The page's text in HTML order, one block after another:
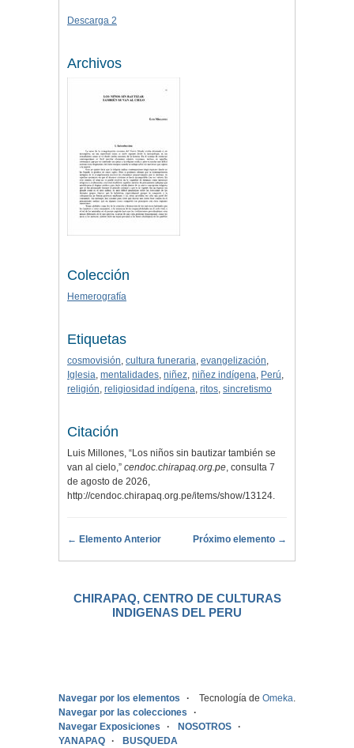
Descarga 2
Archivos
Colección
Hemerografía
Etiquetas
cosmovisión, cultura funeraria, evangelización,
Iglesia, mentalidades, niñez, niñez indígena, Perú,
religión, religiosidad indígena, ritos, sincretismo
Citación
Luis Millones, “Los niños sin bautizar también se
van al cielo,” cendoc.chirapaq.org.pe, consulta 7
de agosto de 2026,
http://cendoc.chirapaq.org.pe/items/show/13124.
← Elemento Anterior Próximo elemento →
CHIRAPAQ, CENTRO DE CULTURAS
INDIGENAS DEL PERU
Navegar por los elementos
Navegar por las colecciones
Navegar Exposiciones
NOSOTROS
YANAPAQ
BUSQUEDA
Tecnología de Omeka.